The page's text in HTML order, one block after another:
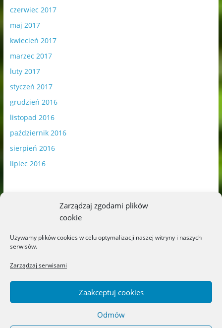
Zarządzaj zgodami plików
cookie
Używamy plików cookies w celu optymalizacji naszej witryny i naszych
serwisów.
Zarządzaj serwisami
Zaakceptuj cookies
Odmów
czerwiec 2017
maj 2017
kwiecień 2017
marzec 2017
luty 2017
styczeń 2017
grudzień 2016
listopad 2016
październik 2016
sierpień 2016
lipiec 2016
Blog o książkach dla dzieci i młodzieży –